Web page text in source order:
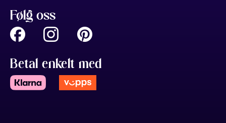
Følg oss
Betal enkelt med